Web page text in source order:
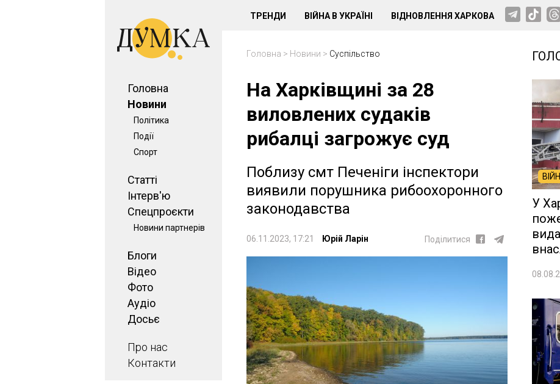
Головна
Новини
Політика
Події
Спорт
Статті
Інтерв'ю
Спецпроєкти
Новини партнерів
Блоги
Відео
Фото
Аудіо
Досьє
Про нас
Контакти
ТРЕНДИ ВІЙНА В УКРАЇНІ ВІДНОВЛЕННЯ ХАРКОВА
Головна > Новини > Суспільство
На Харківщині за 28
виловлених судаків
рибалці загрожує суд
Поблизу смт Печеніги інспектори
виявили порушника рибоохоронного
законодавства
06.11.2023, 17:21 Юрій Ларін Поділитися
У